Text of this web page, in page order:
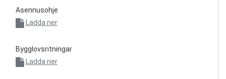
Asennusohje
Ladda ner
Bygglovsritningar
Ladda ner